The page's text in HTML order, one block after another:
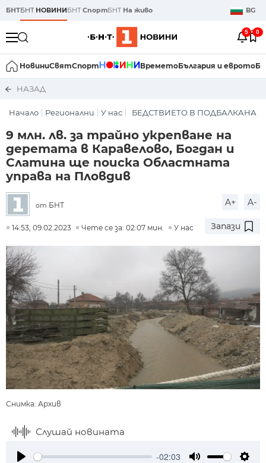
БНТБНТ НОВИНИБНТСпортБНТ На живо BG
5 0
НовиниСвятСпорт ВреметоБългария и еврото
НАЗАД
Начало Регионални У нас БЕДСТВИЕТО В ПОДБАЛКАНА
9 млн. лв. за трайно укрепване на
деретата в Каравелово, Богдан и
Слатина ще поиска Областната
управа на Пловдив
от БНТ A+ A-
14:53, 09.02.2023 Чете се за: 02:07 мин. У нас Запази
Снимка: Архив
Слушай новината
-02:03